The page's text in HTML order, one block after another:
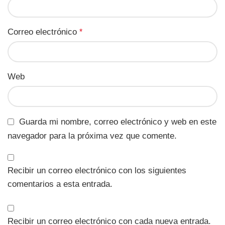
Correo electrónico *
Web
Guarda mi nombre, correo electrónico y web en este
navegador para la próxima vez que comente.
Recibir un correo electrónico con los siguientes
comentarios a esta entrada.
Recibir un correo electrónico con cada nueva entrada.